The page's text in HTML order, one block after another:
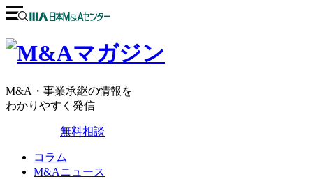
M&A・事業承継の情報を
わかりやすく発信
無料相談
コラム
M&Aニュース